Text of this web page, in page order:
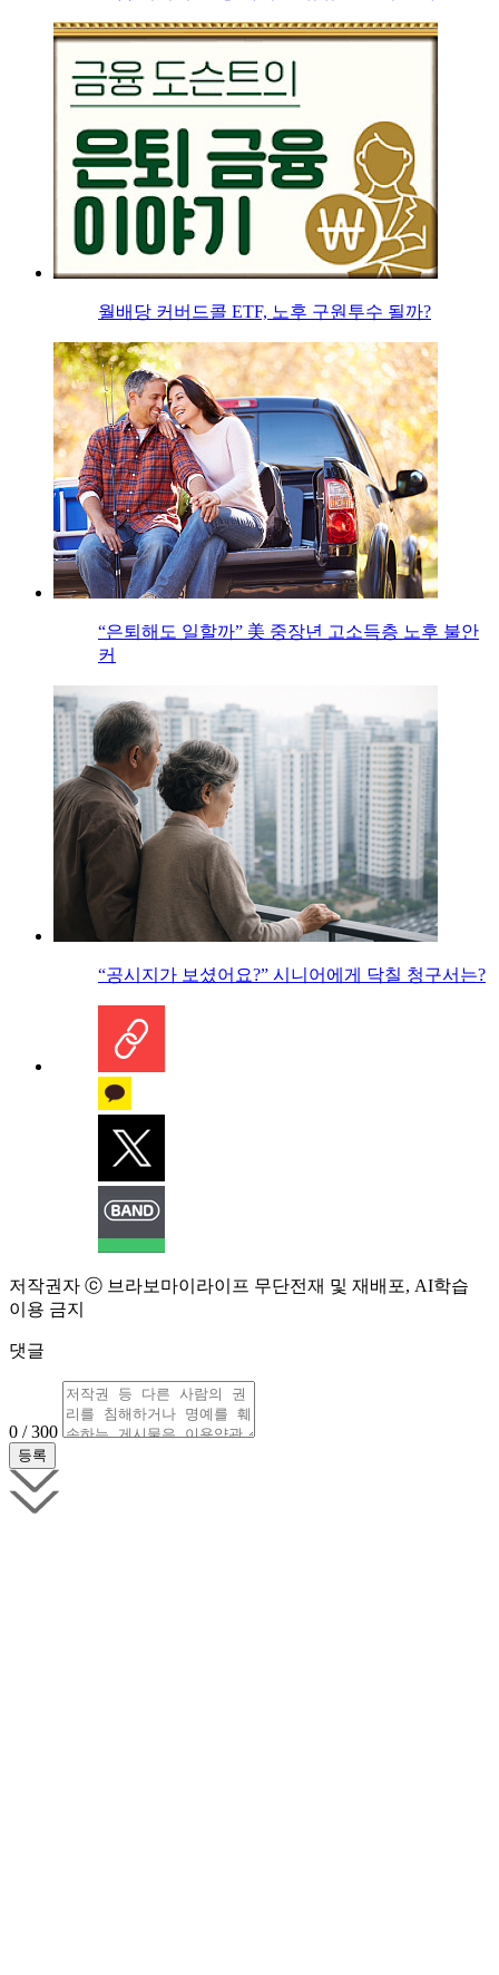
월배당 커버드콜 ETF, 노후 구원투수 될까?
“은퇴해도 일할까” 美 중장년 고소득층 노후 불안
커
“공시지가 보셨어요?” 시니어에게 닥칠 청구서는?
저작권자 ⓒ 브라보마이라이프 무단전재 및 재배포, AI학습
이용 금지
댓글
0 / 300